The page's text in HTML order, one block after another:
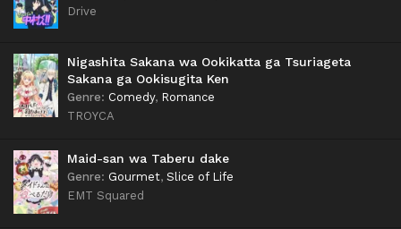
Drive
Nigashita Sakana wa Ookikatta ga Tsuriageta
Sakana ga Ookisugita Ken
Genre: Comedy, Romance
TROYCA
Maid-san wa Taberu dake
Genre: Gourmet, Slice of Life
EMT Squared